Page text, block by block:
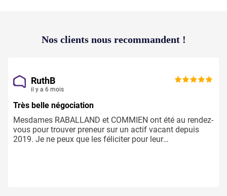
Nos clients nous recommandent !
RuthB
il y a 6 mois
Très belle négociation
Mesdames RABALLAND et COMMIEN ont été au rendez-
vous pour trouver preneur sur un actif vacant depuis
2019. Je ne peux que les féliciter pour leur